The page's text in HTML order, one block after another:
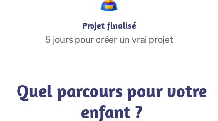
Projet finalisé
5 jours pour créer un vrai projet
Quel parcours pour votre
enfant ?